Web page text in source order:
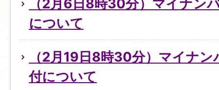
（2月6日8時30分）マイナン
について
（2月19日8時30分）マイナ
付について